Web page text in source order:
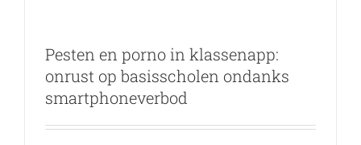
Pesten en porno in klassenapp:
onrust op basisscholen ondanks
smartphoneverbod